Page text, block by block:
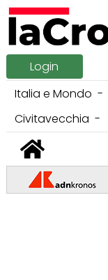
Login
Italia e Mondo
Civitavecchia